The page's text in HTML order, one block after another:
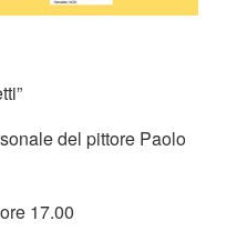
del pittore Paolo
17.00